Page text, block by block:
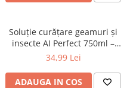
Soluție curățare geamuri și
insecte AI Perfect 750ml –
degresant parbriz
34,99 Lei
ADAUGA IN COS